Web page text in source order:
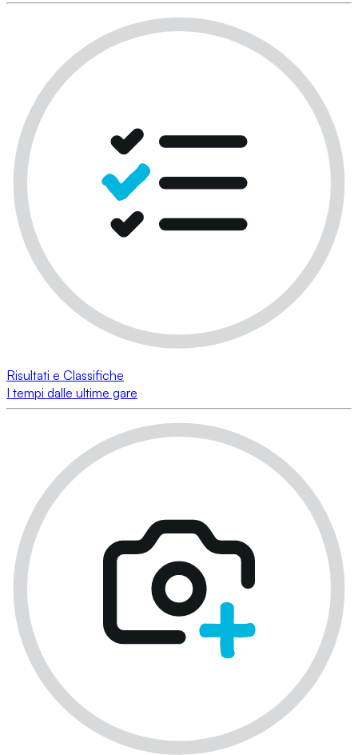
Risultati e Classifiche
I tempi dalle ultime gare